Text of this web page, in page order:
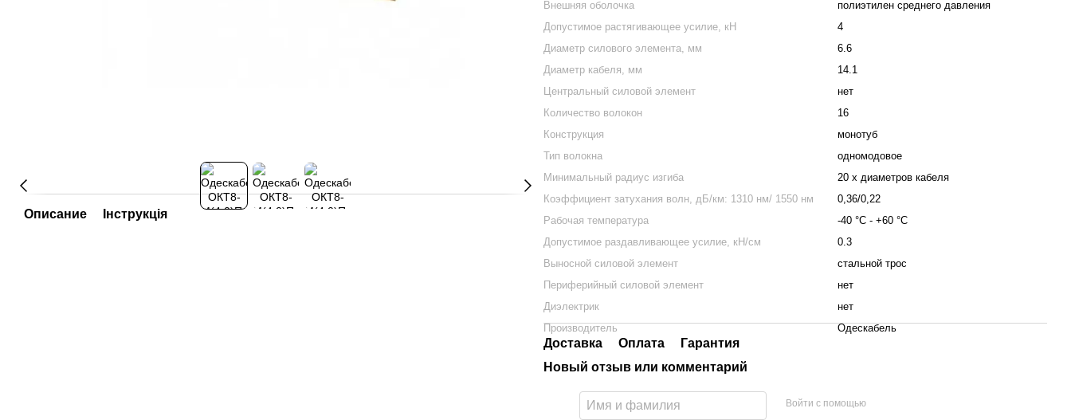
Описание Інструкція
Внешняя оболочка
полиэтилен среднего давления
Допустимое растягивающее усилие, кН
4
Диаметр силового элемента, мм
6.6
Диаметр кабеля, мм
14.1
Центральный силовой элемент
нет
Количество волокон
16
Конструкция
монотуб
Тип волокна
одномодовое
Минимальный радиус изгиба
20 х диаметров кабеля
Коэффициент затухания волн, дБ/км: 1310 нм/ 1550 нм
0,36/0,22
Рабочая температура
-40 °С - +60 °С
Допустимое раздавливающее усилие, кН/см
0.3
Выносной силовой элемент
стальной трос
Периферийный силовой элемент
нет
Диэлектрик
нет
Производитель
Одескабель
Доставка Оплата
Гарантия
Новый отзыв или комментарий
Войти с помощью